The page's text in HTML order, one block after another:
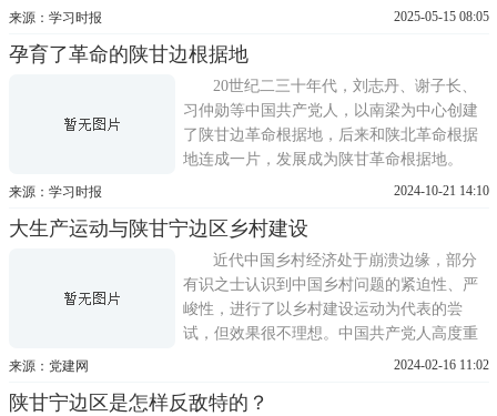
备、最具典型性的民主制度。1939年1月17日
月4日至19日、1946年4月2日至27日，陕甘宁
边区先后召开了第一届、第二届第一次、第
二届第二次、第三届参议会
来源：学习时报 2025-05-15 08:05
孕育了革命的陕甘边根据地
20世纪二三十年代，刘志丹、谢子长、
习仲勋等中国共产党人，以南梁为中心创建
了陕甘边革命根据地，后来和陕北革命根据
地连成一片，发展成为陕甘革命根据地。
1935年10月，中共中央和陕甘支队抵达陕甘
方面军相继到达陕甘根据地，三大主力红军
胜利实现会师。陕甘革命根据地为红军长征
提供了落脚点，为红军北上抗日
来源：学习时报 2024-10-21 14:10
大生产运动与陕甘宁边区乡村建设
近代中国乡村经济处于崩溃边缘，部分
有识之士认识到中国乡村问题的紧迫性、严
峻性，进行了以乡村建设运动为代表的尝
试，但效果很不理想。中国共产党人高度重
视乡村问题，认为中国的革命实质上是农民
旗帜，基于大生产运动在陕甘宁边区进行了
来源：党建网 2024-02-16 11:02
陕甘宁边区是怎样反敌特的？